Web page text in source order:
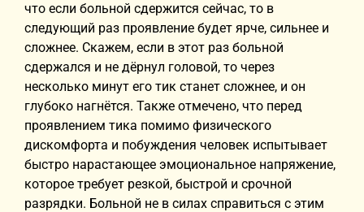
что если больной сдержится сейчас, то в
следующий раз проявление будет ярче, сильнее и
сложнее. Скажем, если в этот раз больной
сдержался и не дёрнул головой, то через
несколько минут его тик станет сложнее, и он
глубоко нагнётся. Также отмечено, что перед
проявлением тика помимо физического
дискомфорта и побуждения человек испытывает
быстро нарастающее эмоциональное напряжение,
которое требует резкой, быстрой и срочной
разрядки. Больной не в силах справиться с этим